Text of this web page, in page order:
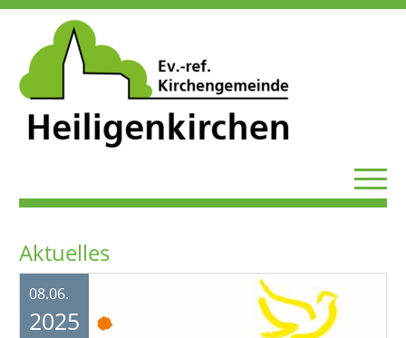
Aktuelles
08.06.
2025